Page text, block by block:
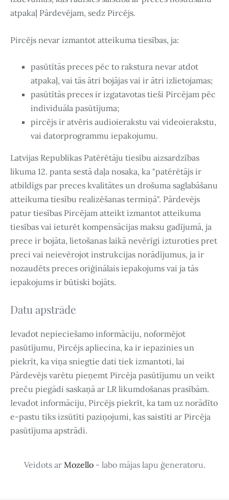
atpakaļ Pārdevējam, sedz Pircējs.
Pircējs nevar izmantot atteikuma tiesības, ja:
pasūtītās preces pēc to rakstura nevar atdot
atpakaļ, vai tās ātri bojājas vai ir ātri izlietojamas;
pasūtītās preces ir izgatavotas tieši Pircējam pēc
individuāla pasūtījuma;
pircējs ir atvēris audioierakstu vai videoierakstu,
vai datorprogrammu iepakojumu.
Latvijas Republikas Patērētāju tiesību aizsardzības
likuma 12. panta sestā daļa nosaka, ka "patērētājs ir
atbildīgs par preces kvalitātes un drošuma saglabāšanu
atteikuma tiesību realizēšanas termiņā". Pārdevējs
patur tiesības Pircējam atteikt izmantot atteikuma
tiesības vai ieturēt kompensācijas maksu gadījumā, ja
prece ir bojāta, lietošanas laikā nevērīgi izturoties pret
preci vai neievērojot instrukcijas norādījumus, ja ir
nozaudēts preces oriģinālais iepakojums vai ja tās
iepakojums ir būtiski bojāts.
Datu apstrāde
Ievadot nepieciešamo informāciju, noformējot
pasūtījumu, Pircējs apliecina, ka ir iepazinies un
piekrīt, ka viņa sniegtie dati tiek izmantoti, lai
Pārdevējs varētu pieņemt Pircēja pasūtījumu un veikt
preču piegādi saskaņā ar LR likumdošanas prasībām.
Ievadot informāciju, Pircējs piekrīt, ka tam uz norādīto
e-pastu tiks izsūtīti paziņojumi, kas saistīti ar Pircēja
pasūtījuma apstrādi.
Veidots ar Mozello- labo mājas lapu ģeneratoru.